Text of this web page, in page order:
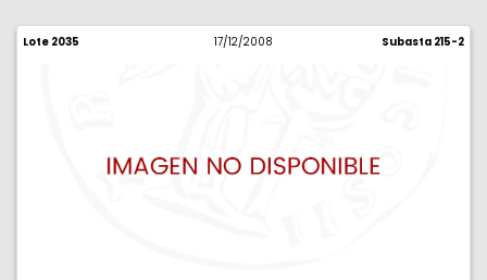
Lote 2035 17/12/2008 Subasta 215-2